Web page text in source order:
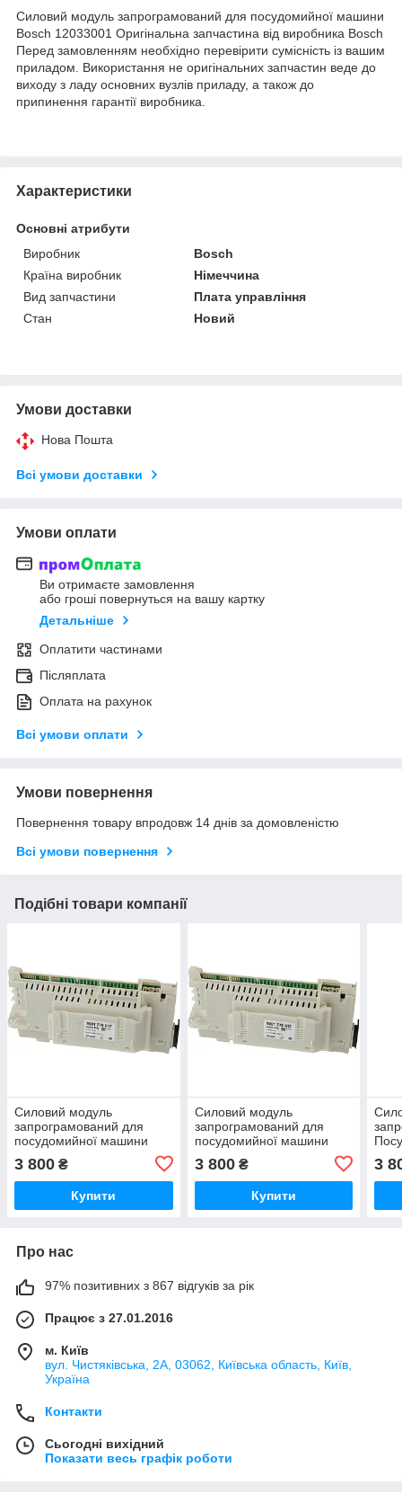
Силовий модуль запрограмований для посудомийної машини
Bosch 12033001 Оригінальна запчастина від виробника Bosch
Перед замовленням необхідно перевірити сумісність із вашим
приладом. Використання не оригінальних запчастин веде до
виходу з ладу основних вузлів приладу, а також до
припинення гарантії виробника.
Характеристики
Основні атрибути
Виробник
Bosch
Країна виробник
Німеччина
Вид запчастини
Плата управління
Стан
Новий
Умови доставки
Нова Пошта
Всі умови доставки
Умови оплати
Ви отримаєте замовлення
або гроші повернуться на вашу картку
Детальніше
Оплатити частинами
Післяплата
Оплата на рахунок
Всі умови оплати
Умови повернення
Повернення товару впродовж 14 днів за домовленістю
Всі умови повернення
Подібні товари компанії
Силовий модуль
запрограмований для
посудомийної машини
3 800 ₴
Купити
Силовий модуль
запрограмований для
посудомийної машини
3 800₴
Купити
3
Про нас
97% позитивних з 867 відгуків за рік
Працює з 27.01.2016
м. Київ
вул. Чистяківська, 2А, 03062, Київська область, Київ,
Україна
Контакти
Сьогодні вихідний
Показати весь графік роботи